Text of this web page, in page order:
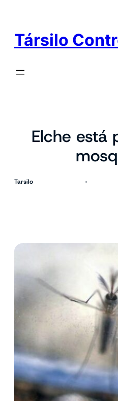
Társilo
Elche está
Tarsilo